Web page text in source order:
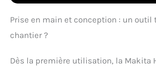
Prise en main et conception : un outil
chantier ?
Dès la première utilisation, la Makita